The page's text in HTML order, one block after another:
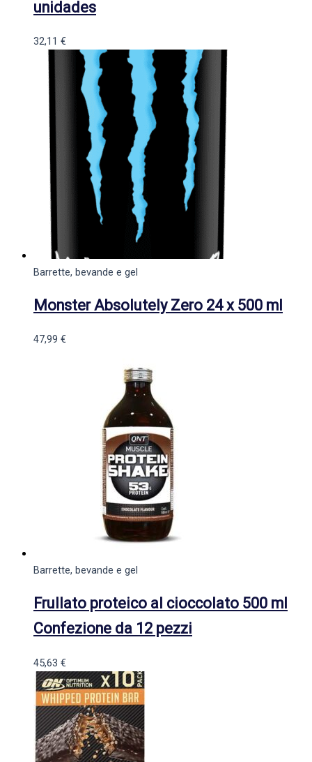
unidades
32,11 €
Barrette, bevande e gel
Monster Absolutely Zero 24 x 500 ml
47,99 €
Barrette, bevande e gel
Frullato proteico al cioccolato 500 ml
Confezione da 12 pezzi
45,63 €